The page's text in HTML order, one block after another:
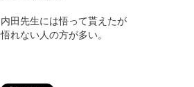
内田先生には悟って貰えたが
悟れない人の方が多い。